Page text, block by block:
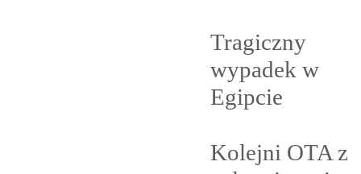
Tragiczny
wypadek w
Egipcie
Kolejni OTA z